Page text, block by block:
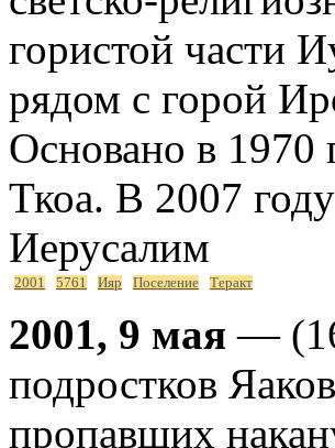
гористой части
рядом с горой
Основано в 1970
Ткоа. В 2007
Иерусалим
2001 5761 Ияр Поселение Теракт
2001, 9 мая —
подростков
пропавших